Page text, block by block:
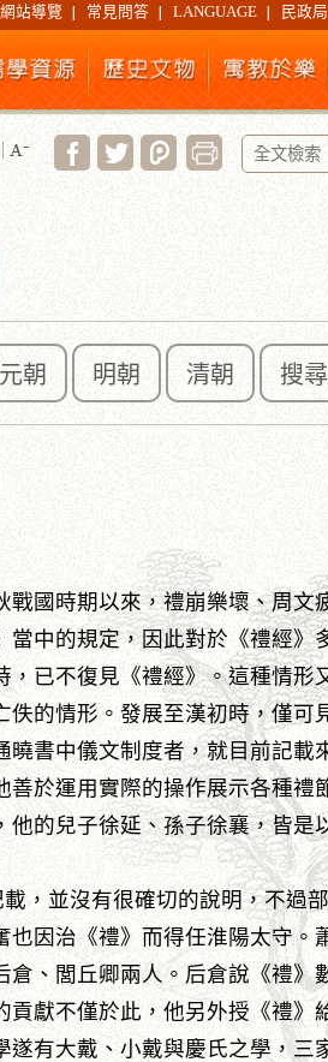
網站導覽 常見問答 LANGUAGE 民政局
元朝 明朝 清朝 搜尋
戰國時期以來，禮崩樂壞、周文
當中的規定，因此對於《禮經》
已不復見《禮經》。這種情形
佚的情形。發展至漢初時，僅可
曉書中儀文制度者，就目前記載
善於運用實際的操作展示各種禮
他的兒子徐延、孫子徐襄，皆是
，並沒有很確切的說明，不過
因治《禮》而得任淮陽太守。
倉、閭丘卿兩人。后倉說《禮》
貢獻不僅於此，他另外授《禮》
遂有大戴、小戴與慶氏之學，三